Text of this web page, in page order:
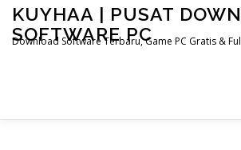
Skip
content
KUYHAA | PUSAT
SOFTWARE PC
Download Software Terbaru, Game PC Gratis &